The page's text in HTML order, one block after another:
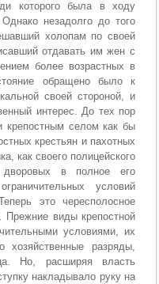
которого была в ходу
незадолго до того
холопам по своей
отдавать им жен с
более возрастных в
обращено было к
своей стороной, и
интерес. До тех пор
крепостным селом как бы
крестьян и пахотных
как своего полицейского
дворовых в полное его
условий
это чересполосное
Прежние виды крепостной
условиями, их
хозяйственные разряды,
Но, расширяя власть
накладывало руку на